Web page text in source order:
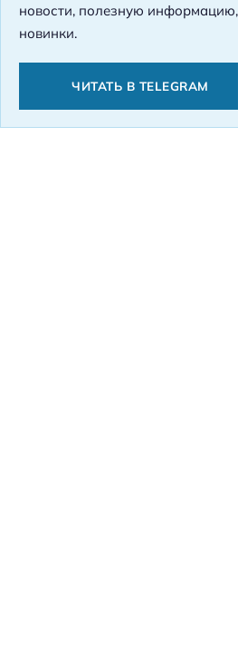
новости, полезную
новинки.
ЧИТАТЬ В TELEGRAM